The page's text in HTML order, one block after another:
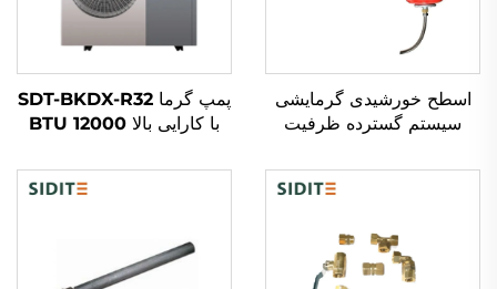
اسطح خورشیدی گرمایشی
سیستم گسترده ظرفیت
سیستم‌های دوباره گرما-
مبادله پلاستیک
پمپ گرما SDT-BKDX-R32
با کارایی بالا 12000 BTU
زیست برای استفاده در خانه،
دفتر و فضاهای تجاری به